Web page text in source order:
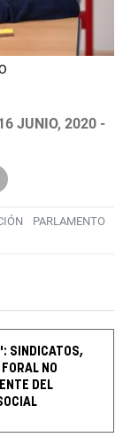
JUNIO, 2020 -
PARLAMENTO
SINDICATOS,
NO
DEL